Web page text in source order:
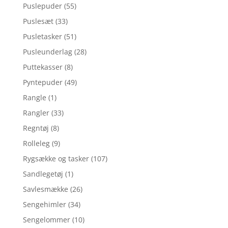
Puslepuder (55)
Puslesæt (33)
Pusletasker (51)
Pusleunderlag (28)
Puttekasser (8)
Pyntepuder (49)
Rangle (1)
Rangler (33)
Regntøj (8)
Rolleleg (9)
Rygsække og tasker (107)
Sandlegetøj (1)
Savlesmække (26)
Sengehimler (34)
Sengelommer (10)